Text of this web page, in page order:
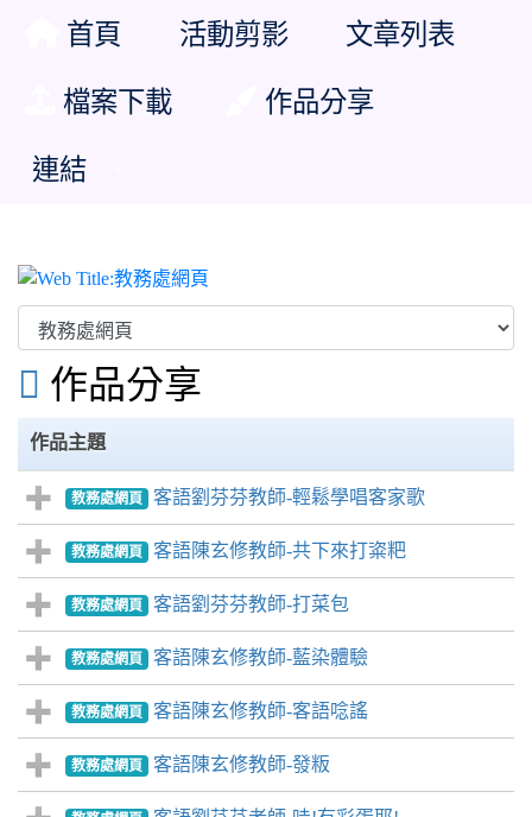
首頁 活動剪影 文章列表
檔案下載 作品分享
連結
 作品分享
作品主題
教務處網頁 客語劉芬芬教師-輕鬆學唱客家歌
教務處網頁 客語陳玄修教師-共下來打粢粑
教務處網頁 客語劉芬芬教師-打菜包
教務處網頁 客語陳玄修教師-藍染體驗
教務處網頁 客語陳玄修教師-客語唸謠
教務處網頁 客語陳玄修教師-發粄